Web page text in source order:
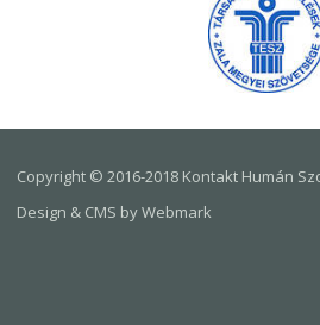
Copyright © 2016-2018 Kontakt Humán
Design & CMS by Webmark